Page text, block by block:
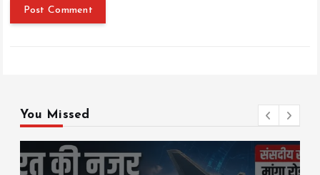
You Missed